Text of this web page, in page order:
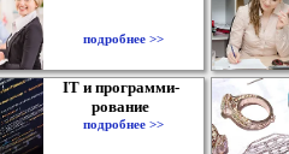
подробнее >>
IT и программи-
рование
подробнее >>